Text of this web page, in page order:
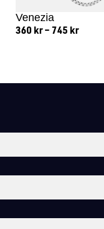
Venezia
360 kr –745 kr